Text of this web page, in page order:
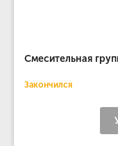
Смесительная
Закончился